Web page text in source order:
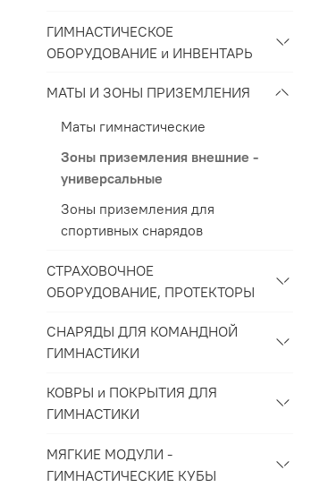
ГИМНАСТИЧЕСКОЕ
ОБОРУДОВАНИЕ и ИНВЕНТАРЬ
МАТЫ И ЗОНЫ ПРИЗЕМЛЕНИЯ
Маты гимнастические
Зоны приземления внешние -
универсальные
Зоны приземления для
спортивных снарядов
СТРАХОВОЧНОЕ
ОБОРУДОВАНИЕ, ПРОТЕКТОРЫ
СНАРЯДЫ ДЛЯ КОМАНДНОЙ
ГИМНАСТИКИ
КОВРЫ и ПОКРЫТИЯ ДЛЯ
ГИМНАСТИКИ
МЯГКИЕ МОДУЛИ -
ГИМНАСТИЧЕСКИЕ КУБЫ